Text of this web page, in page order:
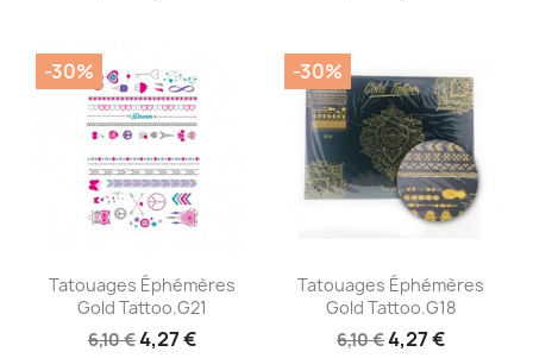
Aperçu rapide
Tatouages Éphémères
Gold Tattoo.G21
6,10 €4,27 €
-30%
Aperçu rapide
Tatouages Éphémères
Gold Tattoo.G18
6,10 €4,27 €
-30%